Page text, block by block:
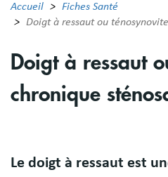
Accueil
Fiches Santé
Doigt à ressaut ou
Doigt à ressaut
chronique
Résumé
Le doigt à ressaut est